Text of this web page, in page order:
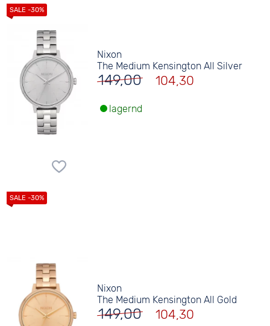
Nixon
The Medium Kensington All Silver
149,00 104,30
lagernd
Nixon
The Medium Kensington All Gold
149,00 104,30